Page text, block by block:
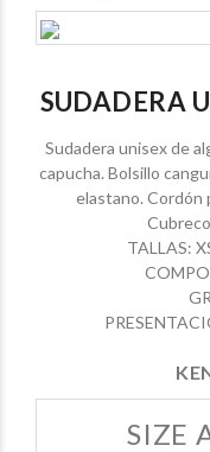
SUDADERA
Sudadera unisex de
capucha. Bolsillo
elastano. Cordón
TALLAS:
SIZE